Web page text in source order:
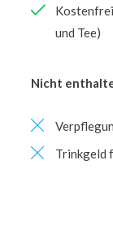
und Tee)
Nicht
Trinkgeld